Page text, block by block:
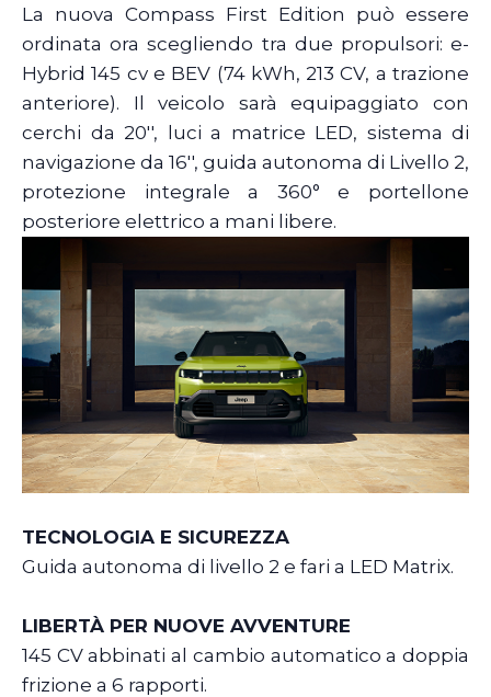
La nuova Compass First Edition può essere
ordinata ora scegliendo tra due propulsori: e-
Hybrid 145 cv e BEV (74 kWh, 213 CV, a trazione
anteriore). Il veicolo sarà equipaggiato con
cerchi da 20'', luci a matrice LED, sistema di
navigazione da 16'', guida autonoma di Livello 2,
protezione integrale a 360° e portellone
posteriore elettrico a mani libere.
TECNOLOGIA E SICUREZZA
Guida autonoma di livello 2 e fari a LED Matrix.
LIBERTÀ PER NUOVE AVVENTURE
145 CV abbinati al cambio automatico a doppia
frizione a 6 rapporti.